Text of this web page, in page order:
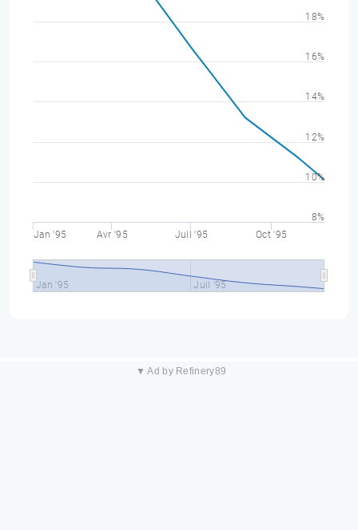
Jan '95 Avr '95 Juil '95 Oct '95
Jan '95 Juil '95
8%
10%
12%
14%
16%
18%
▼ Ad by Refinery89